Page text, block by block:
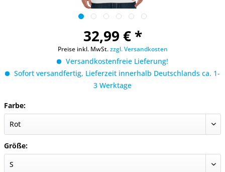
32,99 € *
Preise inkl. MwSt.zzgl. Versandkosten
Versandkostenfreie Lieferung!
Sofort versandfertig, Lieferzeit innerhalb Deutschlands ca. 1-
3 Werktage
Farbe:
Größe: